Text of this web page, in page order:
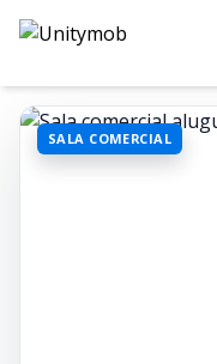
SALA COMERCIAL